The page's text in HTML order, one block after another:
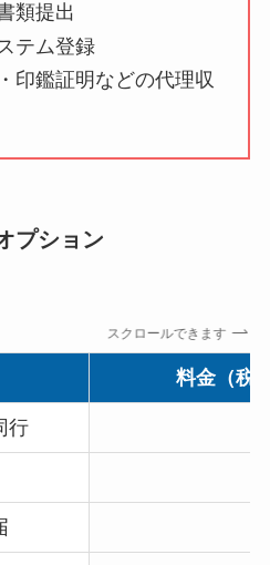
類提出
テム登録
印鑑証明などの代理収
プション
スクロールできます
料金（税
行